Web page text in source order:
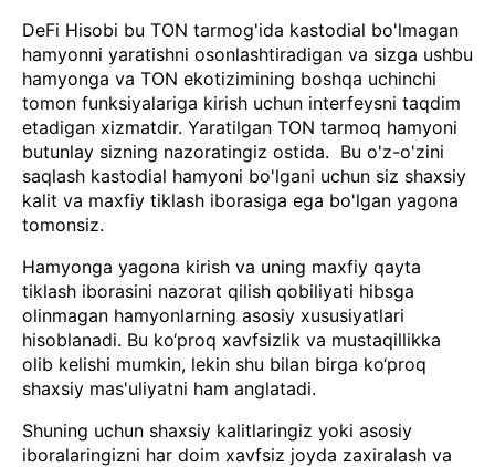
DeFi Hisobi bu TON tarmog'ida kastodial bo'lmagan
hamyonni yaratishni osonlashtiradigan va sizga ushbu
hamyonga va TON ekotizimining boshqa uchinchi
tomon funksiyalariga kirish uchun interfeysni taqdim
etadigan xizmatdir. Yaratilgan TON tarmoq hamyoni
butunlay sizning nazoratingiz ostida. Bu o'z-o'zini
saqlash kastodial hamyoni bo'lgani uchun siz shaxsiy
kalit va maxfiy tiklash iborasiga ega bo'lgan yagona
tomonsiz.
Hamyonga yagona kirish va uning maxfiy qayta
tiklash iborasini nazorat qilish qobiliyati hibsga
olinmagan hamyonlarning asosiy xususiyatlari
hisoblanadi. Bu ko‘proq xavfsizlik va mustaqillikka
olib kelishi mumkin, lekin shu bilan birga ko‘proq
shaxsiy mas'uliyatni ham anglatadi.
Shuning uchun shaxsiy kalitlaringiz yoki asosiy
iboralaringizni har doim xavfsiz joyda zaxiralash va